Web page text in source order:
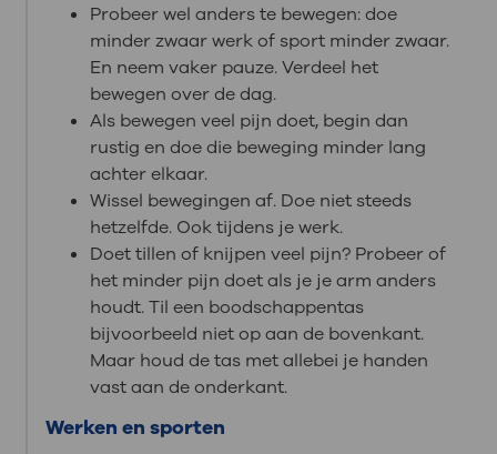
Probeer wel anders te bewegen: doe
minder zwaar werk of sport minder zwaar.
En neem vaker pauze. Verdeel het
bewegen over de dag.
Als bewegen veel pijn doet, begin dan
rustig en doe die beweging minder lang
achter elkaar.
Wissel bewegingen af. Doe niet steeds
hetzelfde. Ook tijdens je werk.
Doet tillen of knijpen veel pijn? Probeer of
het minder pijn doet als je je arm anders
houdt. Til een boodschappentas
bijvoorbeeld niet op aan de bovenkant.
Maar houd de tas met allebei je handen
vast aan de onderkant.
Werken en sporten